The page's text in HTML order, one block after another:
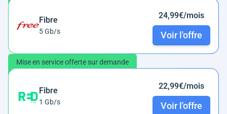
Fibre
5 Gb/s
24,99€/mois
Voir l'offre
Mise en service offerte sur demande
Fibre
1 Gb/s
22,99€/mois
Voir l'offre